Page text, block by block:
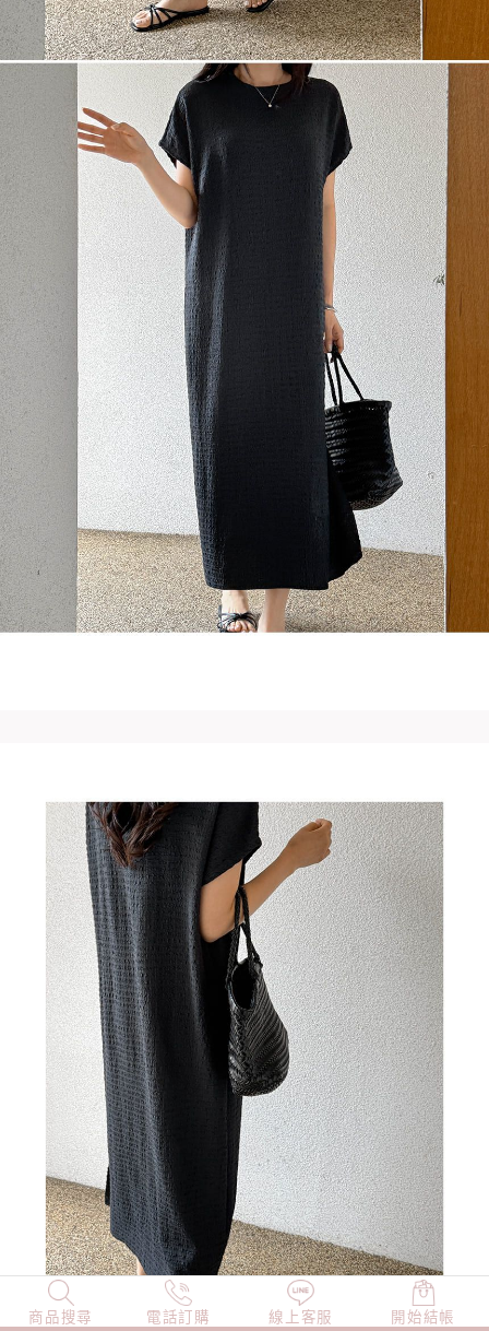
商品搜尋 電話訂購 線上客服 開始結帳
NEW 店長精選 TOP100 小編穿搭